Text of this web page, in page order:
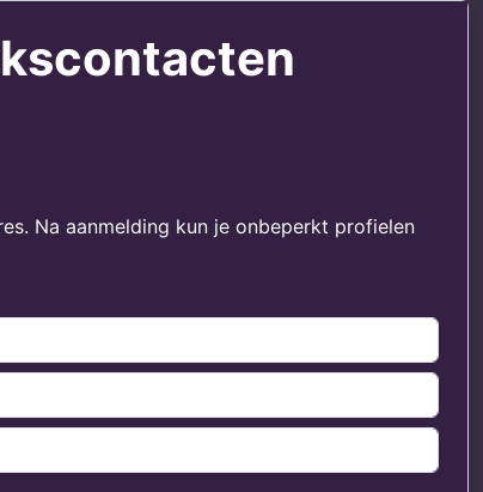
Na aanmelding kun je onbeperkt profielen